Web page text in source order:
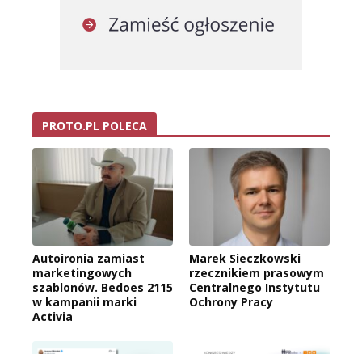
PROTO.PL POLECA
Autoironia zamiast
marketingowych
szablonów. Bedoes 2115
w kampanii marki
Activia
Marek Sieczkowski
rzecznikiem prasowym
Centralnego Instytutu
Ochrony Pracy